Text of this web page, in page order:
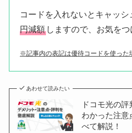
コードを入れないとキャッシ
円減額 しますので、お気をつ
※記事内の表記は優待コードを使った
あわせて読みたい
ドコモ光の
わかった注意
べて解説！